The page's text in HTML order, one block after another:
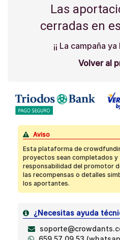
Las
cerradas en
¡¡ La campaña
Volver al
Aviso
Esta plataforma de
proyectos sean completados y
responsabilidad del promotor
las recompensas o detalles
los aportantes.
¿Necesitas ayuda